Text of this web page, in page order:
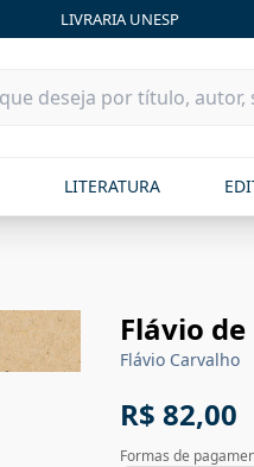
LIVRARIA UNESP
LITERATURA
Flávio
Flávio Carvalho
R$ 82,00
Formas de